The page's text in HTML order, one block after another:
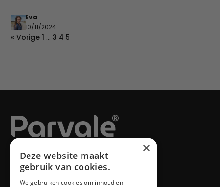
Eva
10/11/2024
« Vorige 1 … 3 4 5
Blog ×
Deze website maakt
gebruik van cookies.
We gebruiken cookies om inhoud en